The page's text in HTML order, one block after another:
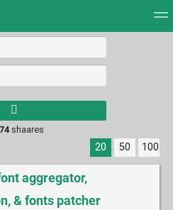
shaares
20 50 100
aggregator,
& fonts patcher